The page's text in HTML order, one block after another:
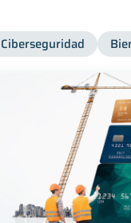
Finanzas para
Ciberseguridad